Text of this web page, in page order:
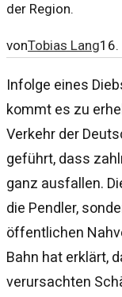
der Region.
vonTobias Lang
Infolge eines
kommt es zu
Verkehr der
geführt, dass
ganz ausfallen.
die Pendler,
öffentlichen
Bahn hat erklärt,
verursachten